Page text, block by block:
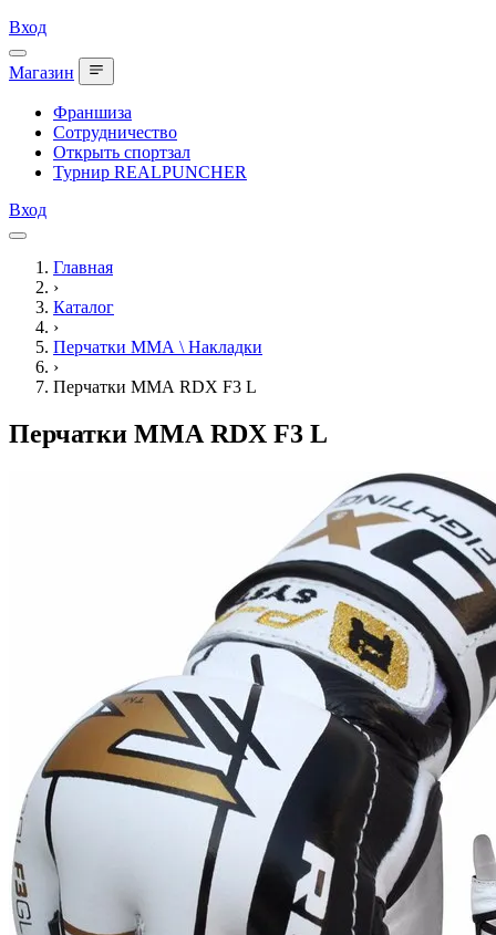
Вход
Магазин
Франшиза
Сотрудничество
Открыть спортзал
Турнир REALPUNCHER
Вход
Главная
›
Каталог
›
Перчатки ММА \ Накладки
›
Перчатки ММА RDX F3 L
Перчатки ММА RDX F3 L